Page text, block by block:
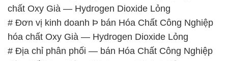
chất Oxy Già — Hydrogen Dioxide Lỏng
# Đơn vị kinh doanh Þ bán Hóa Chất Công Nghiệp
hóa chất Oxy Già — Hydrogen Dioxide Lỏng
# Địa chỉ phân phối — bán Hóa Chất Công Nghiệp